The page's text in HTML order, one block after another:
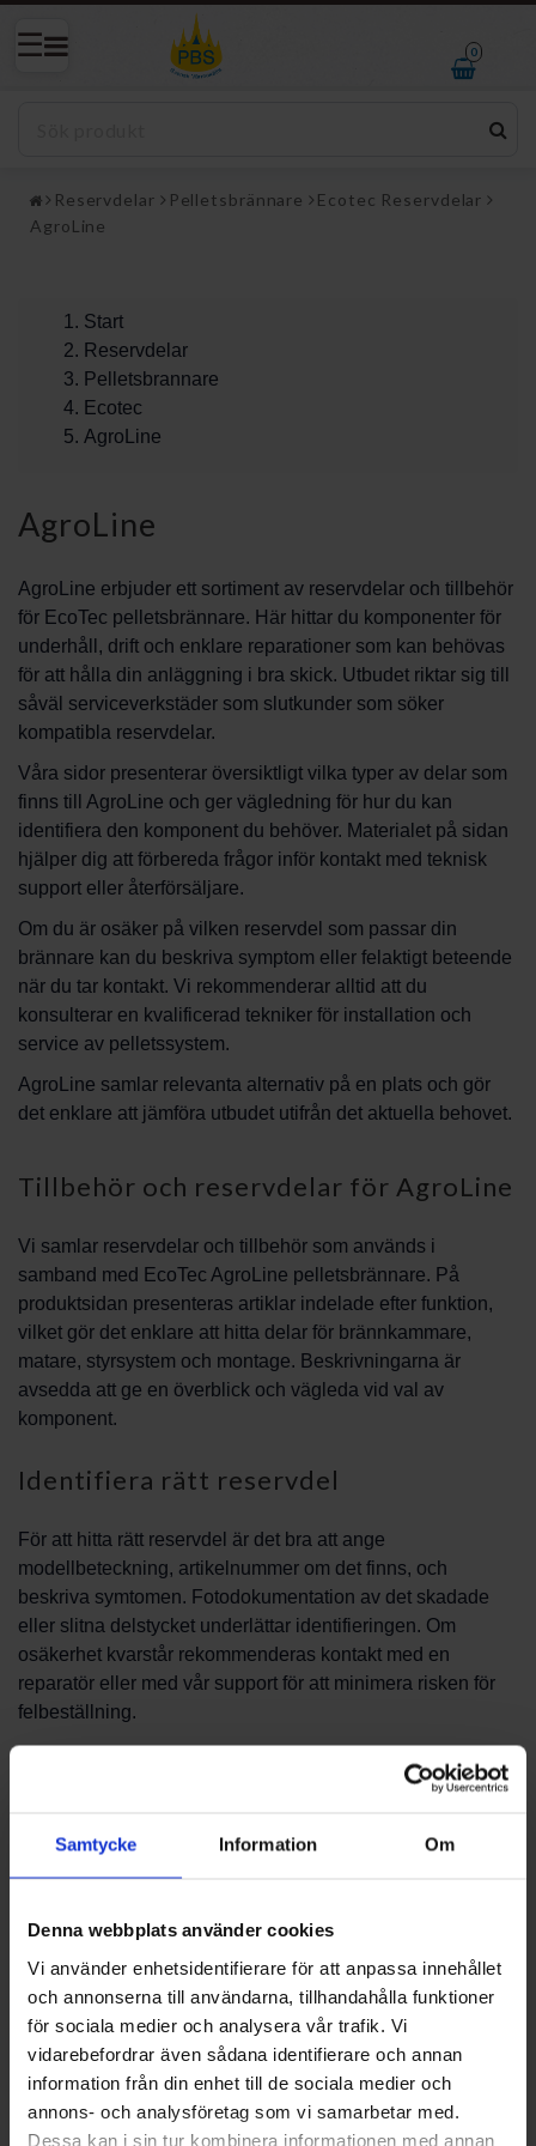
Samtycke Information Om
Denna webbplats använder cookies
Vi använder enhetsidentifierare för att anpassa innehållet
och annonserna till användarna, tillhandahålla funktioner
för sociala medier och analysera vår trafik. Vi
vidarebefordrar även sådana identifierare och annan
information från din enhet till de sociala medier och
annons- och analysföretag som vi samarbetar med.
Dessa kan i sin tur kombinera informationen med annan
0
Reservdelar Pelletsbrännare
Ecotec Reservdelar
AgroLine
Start
Reservdelar
Pelletsbrannare
Ecotec
AgroLine
AgroLine
AgroLine erbjuder ett sortiment av reservdelar och tillbehör
för EcoTec pelletsbrännare. Här hittar du komponenter för
underhåll, drift och enklare reparationer som kan behövas
för att hålla din anläggning i bra skick. Utbudet riktar sig till
såväl serviceverkstäder som slutkunder som söker
kompatibla reservdelar.
Våra sidor presenterar översiktligt vilka typer av delar som
finns till AgroLine och ger vägledning för hur du kan
identifiera den komponent du behöver. Materialet på sidan
hjälper dig att förbereda frågor inför kontakt med teknisk
support eller återförsäljare.
Om du är osäker på vilken reservdel som passar din
brännare kan du beskriva symptom eller felaktigt beteende
när du tar kontakt. Vi rekommenderar alltid att du
konsulterar en kvalificerad tekniker för installation och
service av pelletssystem.
AgroLine samlar relevanta alternativ på en plats och gör
det enklare att jämföra utbudet utifrån det aktuella behovet.
Tillbehör och reservdelar för AgroLine
Vi samlar reservdelar och tillbehör som används i
samband med EcoTec AgroLine pelletsbrännare. På
produktsidan presenteras artiklar indelade efter funktion,
vilket gör det enklare att hitta delar för brännkammare,
matare, styrsystem och montage. Beskrivningarna är
avsedda att ge en överblick och vägleda vid val av
komponent.
Identifiera rätt reservdel
För att hitta rätt reservdel är det bra att ange
modellbeteckning, artikelnummer om det finns, och
beskriva symtomen. Fotodokumentation av det skadade
eller slitna delstycket underlättar identifieringen. Om
osäkerhet kvarstår rekommenderas kontakt med en
reparatör eller med vår support för att minimera risken för
felbeställning.
Beställningar och frågor kring reservdelar hanteras via våra
kontaktkanaler. Vi kan hjälpa till att ta fram förslag på delar
genomföras. Tänk på att vissa ingrepp i brännaren kan
korrekt funktion efter åtgärd.
Kontakta oss
AgroLine eller för rådgivning kring komponentval, kontakta